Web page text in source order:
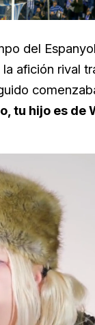
del
afición rival
tu hijo es de